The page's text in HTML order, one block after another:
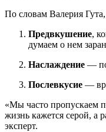
По словам Валерия Гута,
Предвкушение,
думаем о нем
Наслаждение —
Послевкусие —
«Мы часто пропускаем
жизнь кажется серой, а
эксперт.